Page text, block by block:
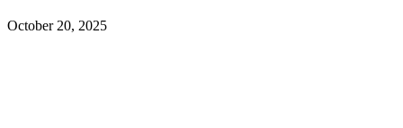
October 20, 2025